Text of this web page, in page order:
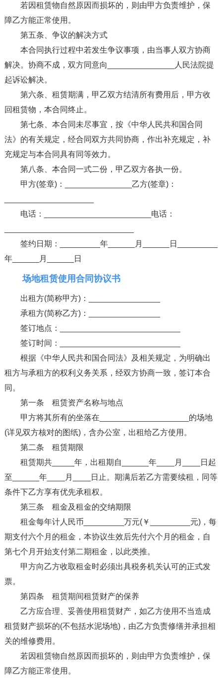
若因租赁物自然原因而损坏的，则由甲方负责维护，保
障乙方能正常使用。
第五条、争议的解决方式
本合同执行过程中若发生争议事项，由当事人双方协商
解决。协商不成，双方同意向_______________人民法院提
起诉讼解决。
第六条、租赁期满，甲乙双方结清所有费用后，甲方收
回租赁物，本合同终止。
第七条、本合同未尽事宜，按《中华人民共和国合同
法》的有关规定，经合同双方共同协商，作出补充规定，补
充规定与本合同具有同等效力。
第八条、本合同一式二份，甲乙双方各执一份。
甲方(签章)：_______________乙方(签章)：
电话：________________________电话：
签约日期：_________年______月______日_________
年______月______日
场地租赁使用合同协议书
出租方(简称甲方)：________________
承租方(简称乙方)：________________
签订地点：___________________________
签订时间：___________________________
根据《中华人民共和国合同法》及相关规定，为明确出
租方与承租方的权利义务关系，经双方协商一致，签订本合
同。
第一条 租赁资产名称与地点
甲方将其所有的坐落在____________________的场地
(详见双方核对的图纸)，含办公室，出租给乙方使用。
第二条 租赁期限
租赁期共_____年，出租期自______年____月____日起
至______年____月____日止。期满后若乙方需要续租，同等
条件下乙方享有优先承租权。
第三条 租金及租金的交纳期限
租金每年计人民币_________万元(￥_________元)，每
期支付六个月的租金，本协议生效后先付六个月的租金，自
第七个月开始支付第二期租金，以此类推。
甲方向乙方收取租金时必须出具税务机关认可的正式发
票。
第四条 租赁期间租赁财产的保养
乙方应合理、妥善使用租赁财产，如乙方使用不当造成
租赁财产损坏的(不包括水泥场地)，由乙方负责修缮并承担相
关的维修费用。
若因租赁物自然原因而损坏的，则由甲方负责维护，保
障乙方能正常使用。